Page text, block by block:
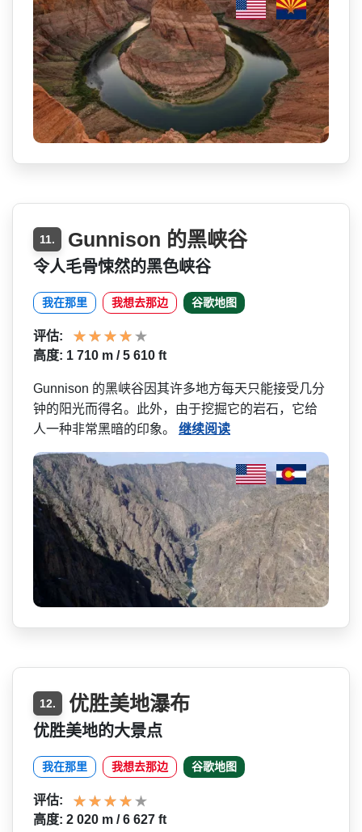
11. Gunnison 的黑峡谷
令人毛骨悚然的黑色峡谷
我在那里 我想去那边 谷歌地图
评估:
高度: 1 710 m / 5 610 ft
Gunnison 的黑峡谷因其许多地方每天只­能接受几分
钟的阳光而得名。此外，由于挖掘它的岩石­，它给
人一种非常黑暗的印象。 继续阅读
12. 优胜美地瀑布
优胜美地的大景点
我在那里 我想去那边 谷歌地图
评估:
高度: 2 020 m / 6 627 ft